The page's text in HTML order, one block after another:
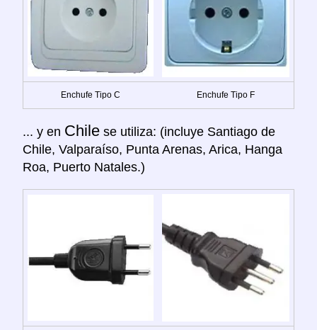
Enchufe Tipo C Enchufe Tipo F
... y en Chile se utiliza: (incluye Santiago de
Chile, Valparaíso, Punta Arenas, Arica, Hanga
Roa, Puerto Natales.)